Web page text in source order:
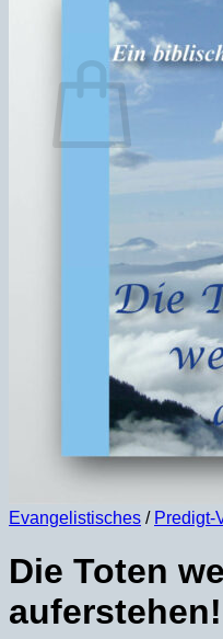
Español
Warenkorb
Es befinden sich
Evangelistisches / Predigt-
Die Toten
auferstehen!